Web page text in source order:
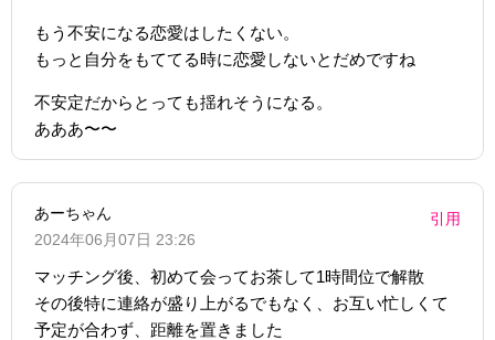
もう不安になる恋愛はしたくない。
もっと自分をもててる時に恋愛しないとだめですね
不安定だからとっても揺れそうになる。
あああ〜〜
あーちゃん
2024年06月07日 23:26
引用
マッチング後、初めて会ってお茶して1時間位で解散
その後特に連絡が盛り上がるでもなく、お互い忙しくて
予定が合わず、距離を置きました